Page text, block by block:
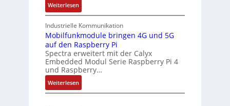
I
a
n
d
E
Weiterlesen:
1
9
-
Z
o
l
l
-
I
Industrielle Kommunikation
Mobilfunkmodule bringen 4G und 5G
auf den Raspberry Pi
Spectra erweitert mit der Calyx
Embedded Modul Serie Raspberry Pi 4
und Raspberry…
Weiterlesen:
M